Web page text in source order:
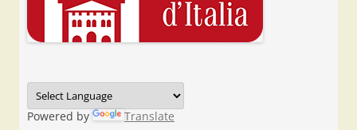
Powered by Translate